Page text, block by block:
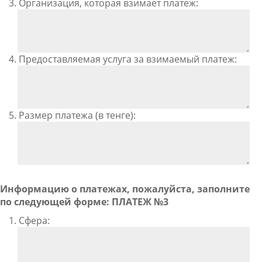
3. Организация, которая взимает платеж:
4. Предоставляемая услуга за взимаемый платеж:
5. Размер платежа (в тенге):
Информацию о платежах, пожалуйста, заполните
по следующей форме: ПЛАТЕЖ №3
1. Сфера: